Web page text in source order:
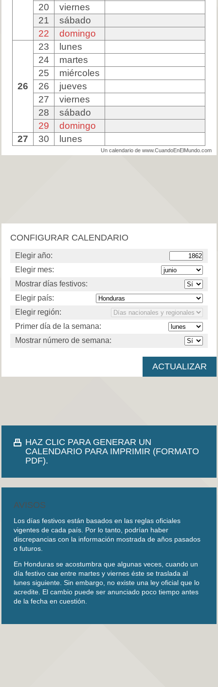
20
viernes
21
sábado
22
domingo
26
23
lunes
24
martes
25
miércoles
26
jueves
27
viernes
28
sábado
29
domingo
27
30 lunes
Un calendario de www.CuandoEnElMundo.com
CONFIGURAR CALENDARIO
Elegir año:
Elegir mes:
Mostrar días festivos:
Elegir país:
Elegir región:
Primer día de la semana:
Mostrar número de semana:
HAZ CLIC PARA GENERAR UN
CALENDARIO PARA IMPRIMIR (FORMATO
PDF).
AVISOS
Los días festivos están basados en las reglas oficiales
vigentes de cada país. Por lo tanto, podrían haber
discrepancias con la información mostrada de años pasados
o futuros.
En Honduras se acostumbra que algunas veces, cuando un
día festivo cae entre martes y viernes éste se traslada al
lunes siguiente. Sin embargo, no existe una ley oficial que lo
acredite. El cambio puede ser anunciado poco tiempo antes
de la fecha en cuestión.